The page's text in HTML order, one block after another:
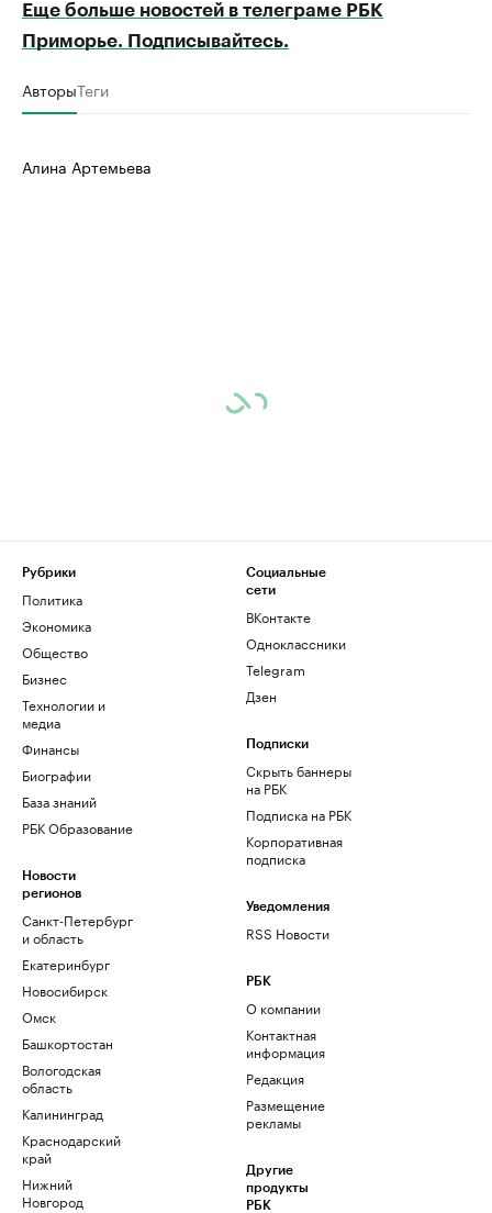
Еще больше новостей в телеграме РБК
Приморье. Подписывайтесь.
АвторыТеги
Алина Артемьева
Рубрики
Политика
Экономика
Общество
Бизнес
Технологии и
медиа
Финансы
Биографии
База знаний
РБК Образование
Новости
регионов
Санкт-Петербург
и область
Екатеринбург
Новосибирск
Омск
Башкортостан
Вологодская
область
Калининград
Краснодарский
край
Нижний
Новгород
Социальные
сети
ВКонтакте
Одноклассники
Telegram
Дзен
Подписки
Скрыть баннеры
на РБК
Подписка на РБК
Корпоративная
подписка
Уведомления
RSS Новости
РБК
О компании
Контактная
информация
Редакция
Размещение
рекламы
Другие
продукты
РБК